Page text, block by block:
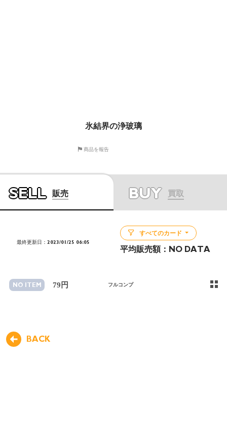
氷結界の浄玻璃
商品を報告
SELL 販売 BUY 買取
最終更新日：2023/01/25 06:05
すべてのカード
平均販売額： NO DATA
NO ITEM 79円 フルコンプ
BACK